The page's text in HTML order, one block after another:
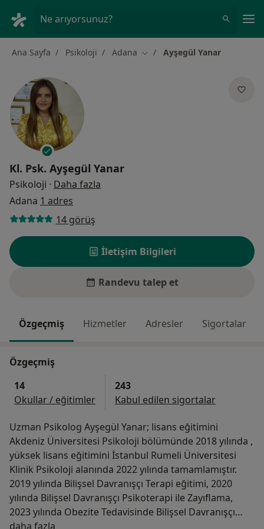
Ne arıyorsunuz?
Ana Sayfa Psikoloji Adana Şehir değiştir
Ayşegül Yanar
Kl. Psk. Ayşegül Yanar
Psikoloji · Daha fazla
Adana 1 adres
14 görüş
İletişim Bilgileri
Randevu talep et
Özgeçmiş Hizmetler Adresler Sigortalar
Özgeçmiş
14
Okullar / eğitimler
243
Kabul edilen sigortalar
Uzman Psikolog Ayşegül Yanar; lisans eğitimini
Akdeniz Üniversitesi Psikoloji bölümünde 2018 yılında ,
yüksek lisans eğitimini İstanbul Rumeli Üniversitesi
Klinik Psikoloji alanında 2022 yılında tamamlamıştır.
2019 yılında Bilişsel Davranışçı Terapi eğitimi, 2020
yılında Bilişsel Davranışçı Psikoterapi ile Zayıflama,
2023 yılında Obezite Tedavisinde Bilişsel Davranışçı
Yaklaşımlar eğitimini Bilişsel Davranışçı Psikoterapiler
daha fazla